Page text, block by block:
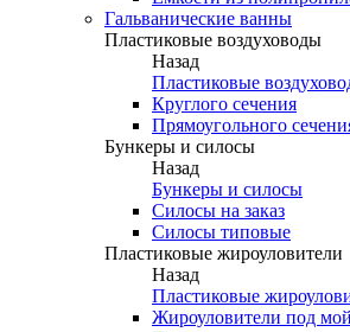
Гальванические ванны
Пластиковые воздуховоды
Назад
Пластиковые
Круглого сечения
Прямоугольного
Бункеры и силосы
Назад
Бункеры и силосы
Силосы на заказ
Силосы типовые
Пластиковые жироуловители
Назад
Пластиковые
Жироуловители под